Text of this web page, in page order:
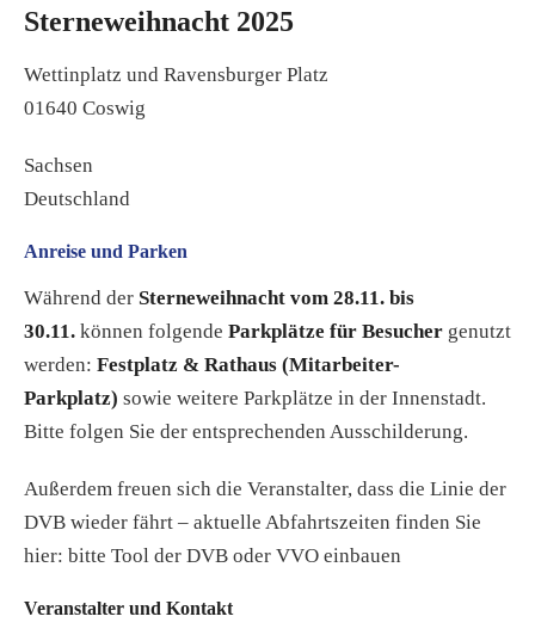
Sterneweihnacht 2025
Wettinplatz und Ravensburger Platz
01640 Coswig
Sachsen
Deutschland
Anreise und Parken
Während der Sterneweihnacht vom 28.11. bis
30.11. können folgende Parkplätze für Besucher genutzt
werden: Festplatz & Rathaus (Mitarbeiter-
Parkplatz) sowie weitere Parkplätze in der Innenstadt.
Bitte folgen Sie der entsprechenden Ausschilderung.
Außerdem freuen sich die Veranstalter, dass die Linie der
DVB wieder fährt – aktuelle Abfahrtszeiten finden Sie
hier: bitte Tool der DVB oder VVO einbauen
Veranstalter und Kontakt